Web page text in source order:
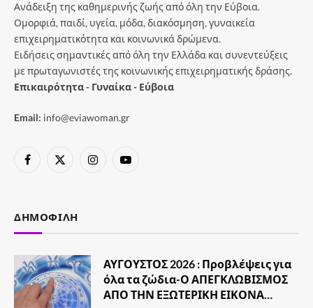
Ανάδειξη της καθημερινής ζωής από όλη την Εύβοια.
Ομορφιά, παιδί, υγεία, μόδα, διακόσμηση, γυναικεία
επιχειρηματικότητα και κοινωνικά δρώμενα.
Ειδήσεις σημαντικές από όλη την Ελλάδα και συνεντεύξεις
με πρωταγωνιστές της κοινωνικής επιχειρηματικής δράσης.
Επικαιρότητα - Γυναίκα - Εύβοια
Email: info@eviawoman.gr
Facebook
X
InstagramYouTube
ΔΗΜΟΦΙΛΉ
ΑΥΓΟΥΣΤΟΣ 2026 : Προβλέψεις για
όλα τα ζώδια-Ο ΑΠΕΓΚΛΩΒΙΣΜΟΣ
ΑΠΟ ΤΗΝ ΕΞΩΤΕΡΙΚΗ ΕΙΚΟΝΑ…